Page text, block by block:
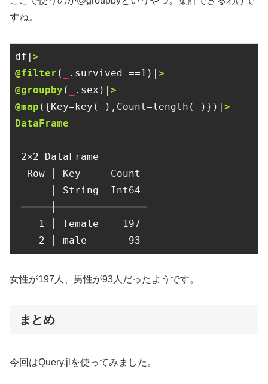
すね。
df| >
@filter ( .survived ==1 )| >
@groupby ( .sex)| >
@map ({Key=key( ),Count=length( )})| >
DataFrame
2×2 DataFrame
─────┼───────────────
1
│ female
197
2 │ male 93
女性が197人、男性が93人だったようです。
まとめ
今回はQuery.jlを使ってみました。